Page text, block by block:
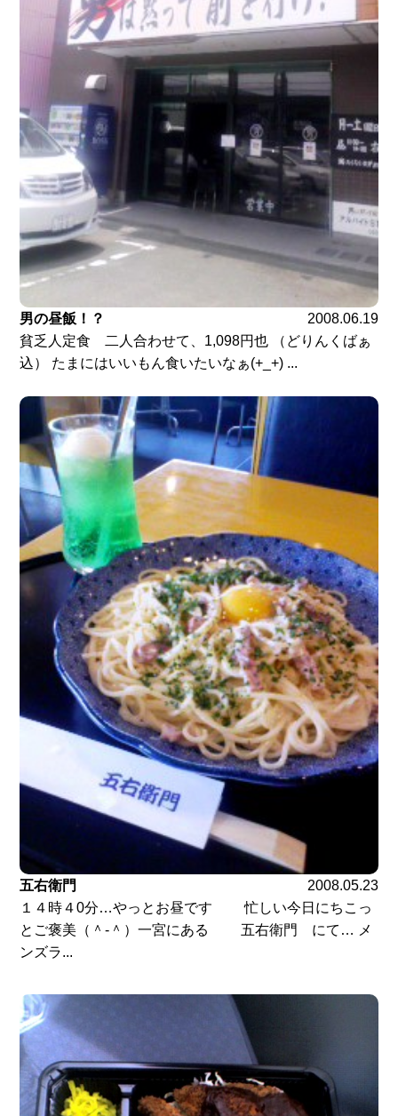
男の昼飯！？
2008.06.19
貧乏人定食 二人合わせて、1,098円也 （どりんくばぁ
込） たまにはいいもん食いたいなぁ(+_+) ...
五右衛門
2008.05.23
１４時４0分…やっとお昼です 忙しい今日にちこっ
とご褒美（＾-＾）一宮にある 五右衛門 にて… メ
ンズラ...